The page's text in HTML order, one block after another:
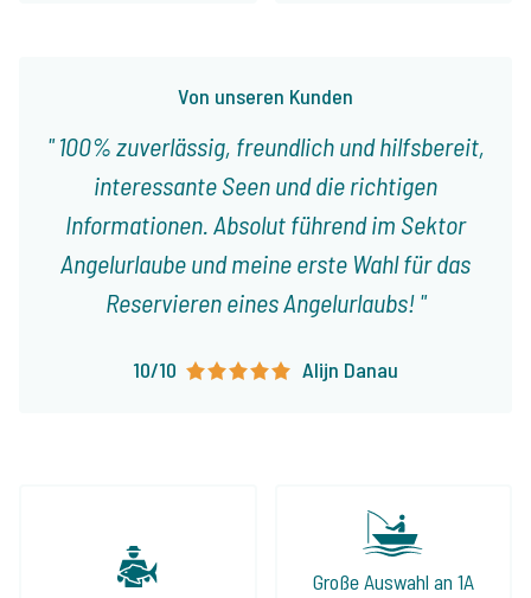
Von unseren Kunden
100% zuverlässig, freundlich und hilfsbereit,
interessante Seen und die richtigen
Informationen. Absolut führend im Sektor
Angelurlaube und meine erste Wahl für das
Reservieren eines Angelurlaubs!
10/10 Alijn Danau
Große Auswahl an 1A